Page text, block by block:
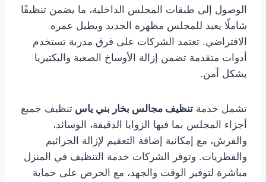
الوصول إلى طبقات المجلس الداخلية، ما يضمن تنظيفًا
شاملًا يعيد للمجلس مظهره الجديد ويطيل عمره
الافتراضي. تعتمد الشركات على فرق مدربة تستخدم
أدوات متقدمة تضمن إزالة الأوساخ الصعبة والبكتيريا
بشكل آمن.
تشمل خدمة تنظيف مجالس بخار بني ياس تنظيف جميع
أجزاء المجلس بما فيها الزوايا الدقيقة، الوسائد،
والفرش، مع إمكانية إضافة التعقيم لإزالة الجراثيم
والفطريات. وتوفر الشركات خدمة التنظيف في المنزل
مباشرة لتوفير الوقت والجهد، مع الحرص على حماية